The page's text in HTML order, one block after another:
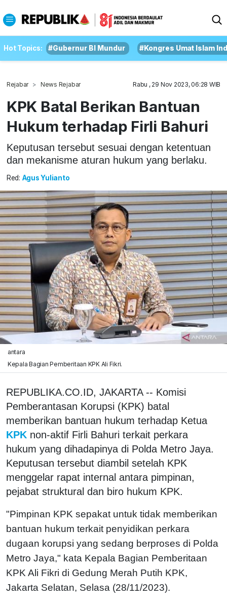
Hot Topics: #Gubernur BI Mundur #Kongres Umat Islam
Rejabar News Rejabar Rabu , 29 Nov 2023, 06:28 WIB
KPK Batal Berikan Bantuan
Hukum terhadap Firli Bahuri
Keputusan tersebut sesuai dengan ketentuan
dan mekanisme aturan hukum yang berlaku.
Red: Agus Yulianto
antara
Kepala Bagian Pemberitaan KPK Ali Fikri.
REPUBLIKA.CO.ID, JAKARTA -- Komisi
Pemberantasan Korupsi (KPK) batal
memberikan bantuan hukum terhadap Ketua
KPK non-aktif Firli Bahuri terkait perkara
hukum yang dihadapinya di Polda Metro Jaya.
Keputusan tersebut diambil setelah KPK
menggelar rapat internal antara pimpinan,
pejabat struktural dan biro hukum KPK.
"Pimpinan KPK sepakat untuk tidak memberikan
bantuan hukum terkait penyidikan perkara
dugaan korupsi yang sedang berproses di Polda
Metro Jaya," kata Kepala Bagian Pemberitaan
KPK Ali Fikri di Gedung Merah Putih KPK,
Jakarta Selatan, Selasa (28/11/2023).